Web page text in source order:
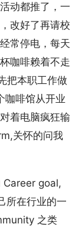
动都推了，一
改好了再请校
常停电，每天
咖啡赖着不走
把本职工作做
咖啡馆从开业
着电脑疯狂输
关怀的问我
Career goal,
所在行业的一
之类